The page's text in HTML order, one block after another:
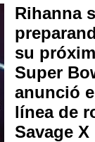
Rihanna
su
Super
anunció
línea de
Savage X